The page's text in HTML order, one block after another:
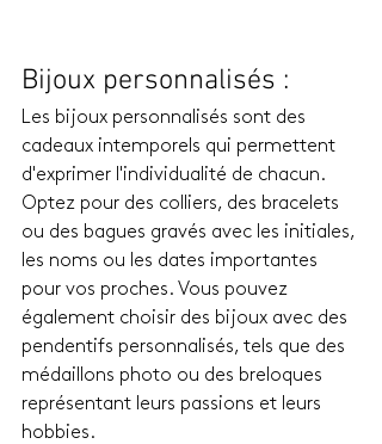
Bijoux personnalisés :
Les bijoux personnalisés sont des
cadeaux intemporels qui permettent
d'exprimer l'individualité de chacun.
Optez pour des colliers, des bracelets
ou des bagues gravés avec les initiales,
les noms ou les dates importantes
pour vos proches. Vous pouvez
également choisir des bijoux avec des
pendentifs personnalisés, tels que des
médaillons photo ou des breloques
représentant leurs passions et leurs
hobbies.